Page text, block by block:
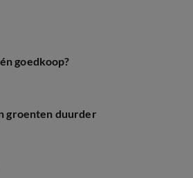
goedkoop?
groenten duurder